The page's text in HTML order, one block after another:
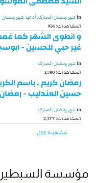
inشهر رمضان المبارک,أدعية شهر رمضان
934 :المشاهدات
و انطوى الشهر كما
غير حبي للحسين -
inشهر رمضان المبارک
1,380 :المشاهدات
رمضان كريم , باسم
حسين العندليب - رمضان 1441
inشهر رمضان المبارک
2,177 :المشاهدات
مشاهدة الكل
مؤسسة السبطين